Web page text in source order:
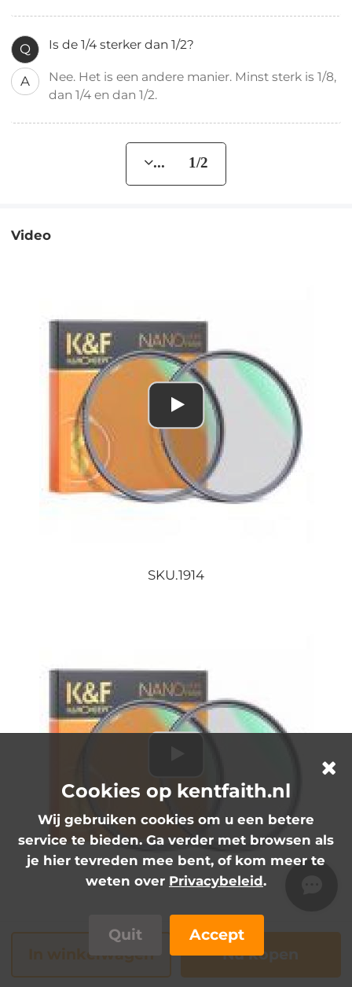
Q Is de 1/4 sterker dan 1/2?
A
Nee. Het is een andere manier. Minst sterk is 1/8,
dan 1/4 en dan 1/2.
... 1/2
Video
SKU.1914
... 1/1
In winkelwagen Nu kopen
Cookies op kentfaith.nl
Wij gebruiken cookies om u een betere
service te bieden. Ga verder met browsen als
je hier tevreden mee bent, of kom meer te
weten over Privacybeleid.
Quit Accept